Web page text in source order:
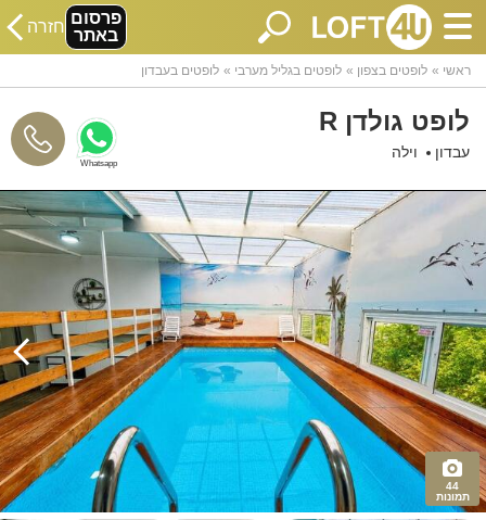
פרסום
באתר חזרה
ראשי לופטים בצפון לופטים בגליל מערבי לופטים בעבדון
לופט גולדן R
עבדון וילה
Whatsapp
44
תמונות